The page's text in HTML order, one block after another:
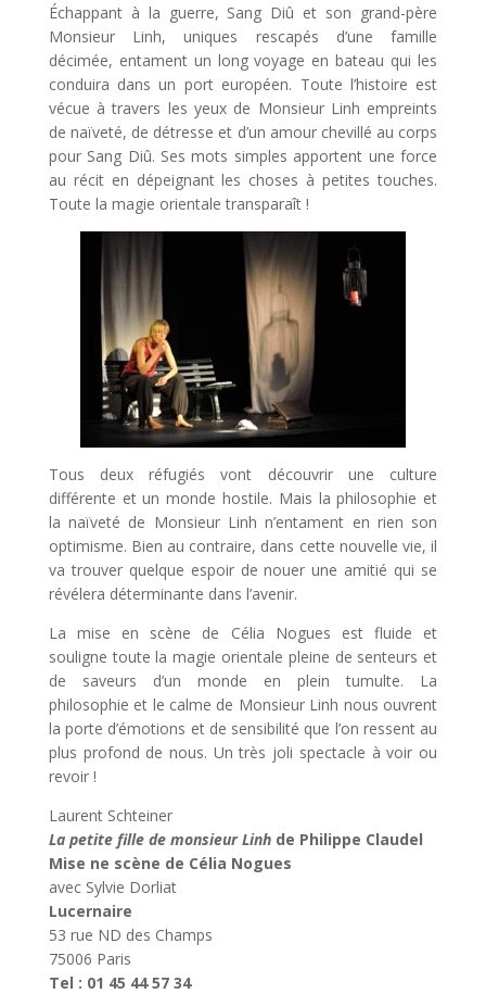
Échappant à la guerre, Sang Diû et son grand-père
Monsieur Linh, uniques rescapés d’une famille
décimée, entament un long voyage en bateau qui les
conduira dans un port européen. Toute l’histoire est
vécue à travers les yeux de Monsieur Linh empreints
de naïveté, de détresse et d’un amour chevillé au corps
pour Sang Diû. Ses mots simples apportent une force
au récit en dépeignant les choses à petites touches.
Toute la magie orientale transparaît !
Tous deux réfugiés vont découvrir une culture
différente et un monde hostile. Mais la philosophie et
la naïveté de Monsieur Linh n’entament en rien son
optimisme. Bien au contraire, dans cette nouvelle vie, il
va trouver quelque espoir de nouer une amitié qui se
révélera déterminante dans l’avenir.
La mise en scène de Célia Nogues est fluide et
souligne toute la magie orientale pleine de senteurs et
de saveurs d’un monde en plein tumulte. La
philosophie et le calme de Monsieur Linh nous ouvrent
la porte d’émotions et de sensibilité que l’on ressent au
plus profond de nous. Un très joli spectacle à voir ou
revoir !
Laurent Schteiner
La petite fille de monsieur Linhde Philippe Claudel
Mise ne scène de Célia Nogues
avec Sylvie Dorliat
Lucernaire
53 rue ND des Champs
75006 Paris
Tel : 01 45 44 57 34